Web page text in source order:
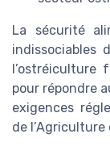
La sécurité
indissociables
l’ostréiculture
pour répondre
exigences
de